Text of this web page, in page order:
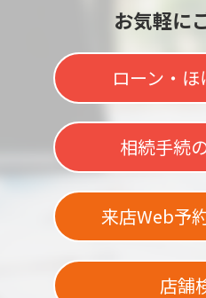
お気軽に
ローン・
相続手続
来店Web予
店舗